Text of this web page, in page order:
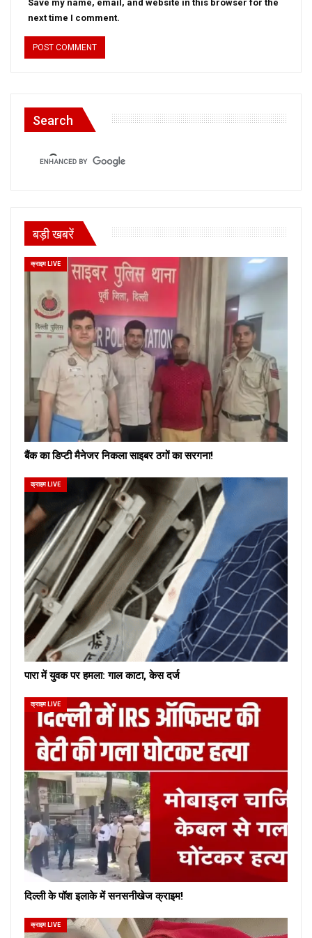
Save my name, email, and website in this browser for the
next time I comment.
Search
बड़ी खबरें
क्राइम LIVE
बैंक का डिप्टी मैनेजर निकला साइबर ठगों का सरगना!
क्राइम LIVE
पारा में युवक पर हमला: गाल काटा, केस दर्ज
क्राइम LIVE
दिल्ली के पॉश इलाके में सनसनीखेज क्राइम!
क्राइम LIVE